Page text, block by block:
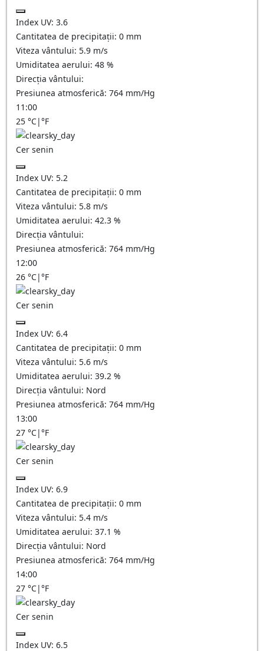
Index UV: 3.6
Cantitatea de precipitații: 0 mm
Viteza vântului: 5.9 m/s
Umiditatea aerului: 48 %
Direcția vântului:
Presiunea atmosferică: 764 mm/Hg
11:00
25 °C|°F
Cer senin
Index UV: 5.2
Cantitatea de precipitații: 0 mm
Viteza vântului: 5.8 m/s
Umiditatea aerului: 42.3 %
Direcția vântului:
Presiunea atmosferică: 764 mm/Hg
12:00
26 °C|°F
Cer senin
Index UV: 6.4
Cantitatea de precipitații: 0 mm
Viteza vântului: 5.6 m/s
Umiditatea aerului: 39.2 %
Direcția vântului: Nord
Presiunea atmosferică: 764 mm/Hg
13:00
27 °C|°F
Cer senin
Index UV: 6.9
Cantitatea de precipitații: 0 mm
Viteza vântului: 5.4 m/s
Umiditatea aerului: 37.1 %
Direcția vântului: Nord
Presiunea atmosferică: 764 mm/Hg
14:00
27 °C|°F
Cer senin
Index UV: 6.5